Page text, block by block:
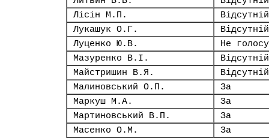
Лісін М.П.
Відсутній
Лукашук О.Г.
Відсутній
Луценко Ю.В.
Не
Мазуренко В.І.
Відсутній
Майстришин В.Я.
Відсутній
Малиновський О.П.
За
Маркуш М.А.
За
Мартиновський В.П.
За
Масенко О.М.
За